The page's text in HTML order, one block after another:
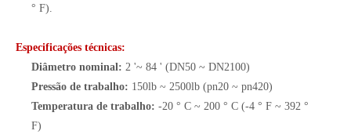
° F).
Especificações técnicas:
Diâmetro nominal: 2 '~ 84 ' (DN50 ~ DN2100)
Pressão de trabalho: 150lb ~ 2500lb (pn20 ~ pn420)
Temperatura de trabalho: -20 ° C ~ 200 ° C (-4 ° F ~ 392 °
F)